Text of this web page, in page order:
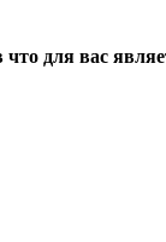
что для вас